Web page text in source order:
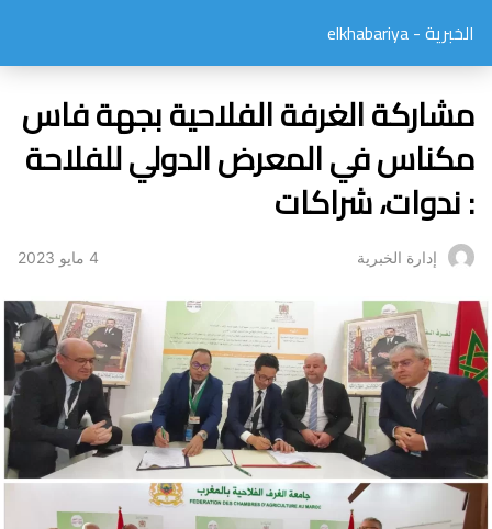
الخبرية - elkhabariya
مشاركة الغرفة الفلاحية بجهة فاس
مكناس في المعرض الدولي للفلاحة
: ندوات، شراكات
إدارة الخبرية 4 مايو 2023